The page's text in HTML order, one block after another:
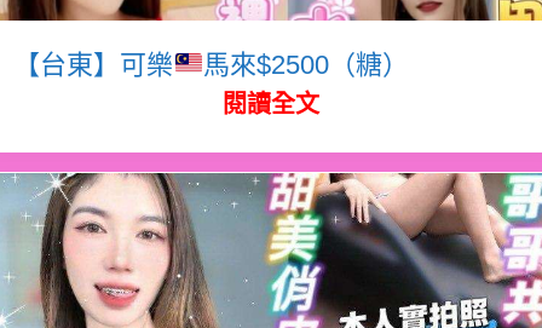
【台東】可樂 馬來$2500（糖）
閱讀全文